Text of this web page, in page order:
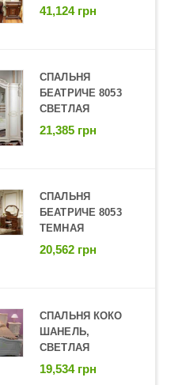
Виниловая плитка Moon
41,124 грн
СПАЛЬНЯ
БЕАТРИЧЕ 8053
СВЕТЛАЯ
21,385 грн
СПАЛЬНЯ
БЕАТРИЧЕ 8053
ТЕМНАЯ
20,562 грн
СПАЛЬНЯ КОКО
ШАНЕЛЬ,
СВЕТЛАЯ
19,534 грн